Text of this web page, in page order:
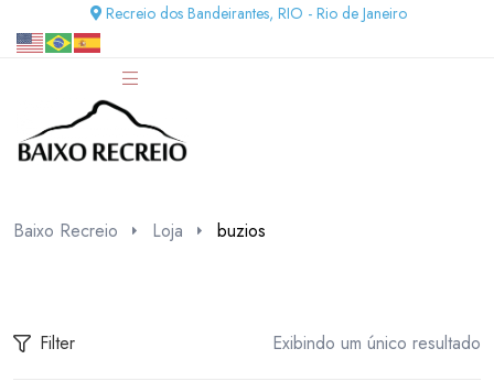
Recreio dos Bandeirantes, RIO - Rio de Janeiro
Baixo Recreio Loja buzios
Filter Exibindo um único resultado